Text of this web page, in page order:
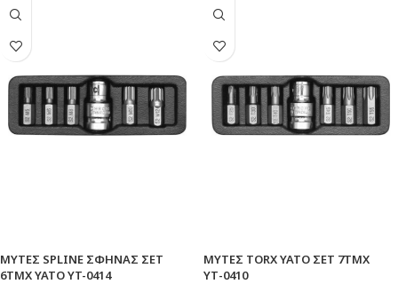
ΜΥΤΕΣ SPLINE ΣΦΗΝΑΣ ΣΕΤ
6ΤΜΧ YATO YT-0414
ΜΥΤΕΣ TORX ΥΑΤΟ ΣΕΤ 7TMX
ΥΤ-0410